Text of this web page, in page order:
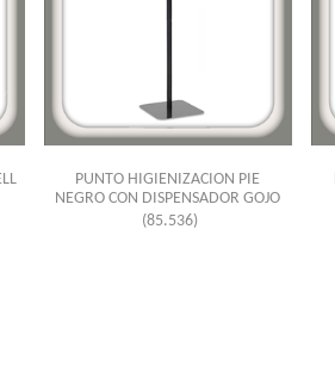
PUNTO HIGIENIZACION PIE
NEGRO CON DISPENSADOR GOJO
(85.536)